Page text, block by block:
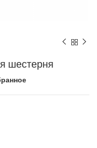
шестерня